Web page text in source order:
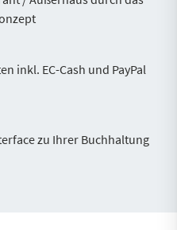
inkl. EC-Cash und PayPal
zu Ihrer Buchhaltung